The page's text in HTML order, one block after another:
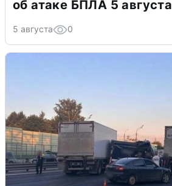
об атаке БПЛА 5 августа
5 августа 0